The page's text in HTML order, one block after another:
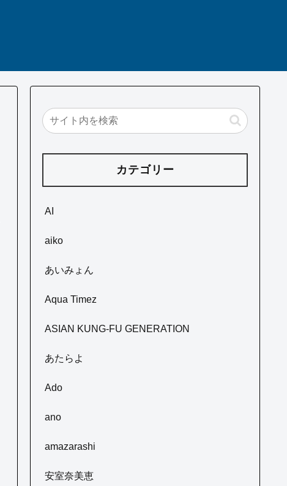
カテゴリー
AI
aiko
あいみょん
Aqua Timez
ASIAN KUNG-FU GENERATION
あたらよ
Ado
ano
amazarashi
安室奈美恵